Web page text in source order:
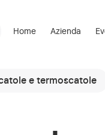
Home Azienda
e termoscatole